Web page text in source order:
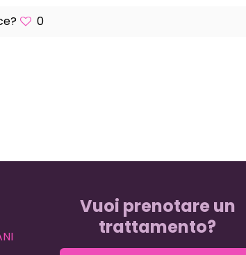
0
Vuoi prenotare un
trattamento?